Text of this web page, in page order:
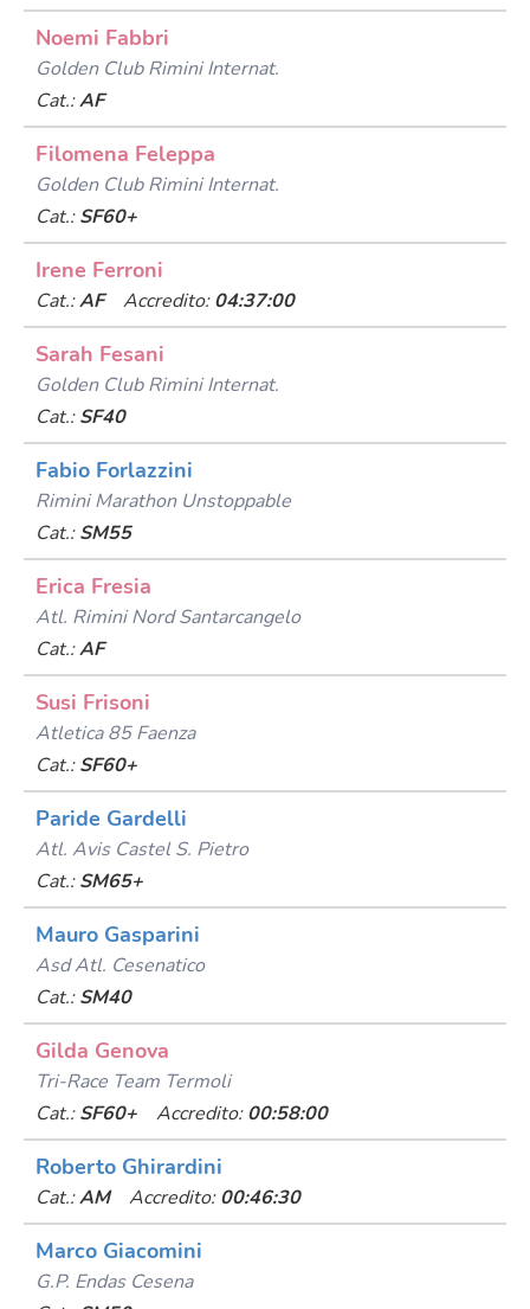
Noemi Fabbri
Golden Club Rimini Internat.
Cat.:AF
Filomena Feleppa
Golden Club Rimini Internat.
Cat.: SF60+
Irene Ferroni
Cat.:AF Accredito: 04:37:00
Sarah Fesani
Golden Club Rimini Internat.
Cat.: SF40
Fabio Forlazzini
Rimini Marathon Unstoppable
Cat.: SM55
Erica Fresia
Atl. Rimini Nord Santarcangelo
Cat.:AF
Susi Frisoni
Atletica 85 Faenza
Cat.: SF60+
Paride Gardelli
Atl. Avis Castel S. Pietro
Cat.: SM65+
Mauro Gasparini
Asd Atl. Cesenatico
Cat.: SM40
Gilda Genova
Tri-Race Team Termoli
Cat.: SF60+ Accredito: 00:58:00
Roberto Ghirardini
Cat.:AM Accredito: 00:46:30
Marco Giacomini
G.p. Endas Cesena